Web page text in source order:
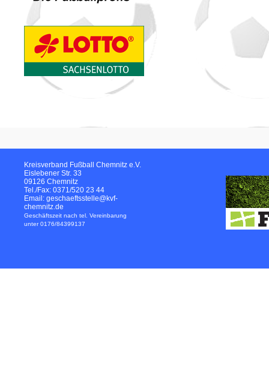
Kreisverband Fußball Chemnitz e.V.
Eislebener Str. 33
09126 Chemnitz
Tel./Fax: 0371/520 23 44
Email: geschaeftsstelle@kvf-
chemnitz.de
Geschäftszeit nach tel. Vereinbarung
unter 0176/84399137